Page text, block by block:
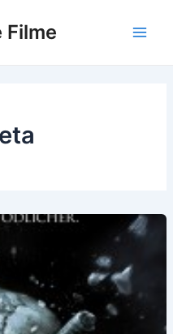
Filme